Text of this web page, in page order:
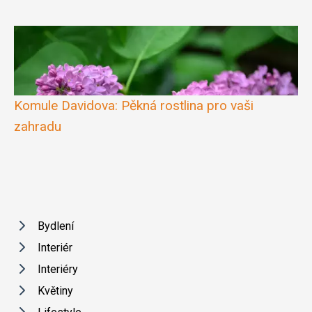
Komule Davidova: Pěkná rostlina pro vaši
zahradu
Bydlení
Interiér
Interiéry
Květiny